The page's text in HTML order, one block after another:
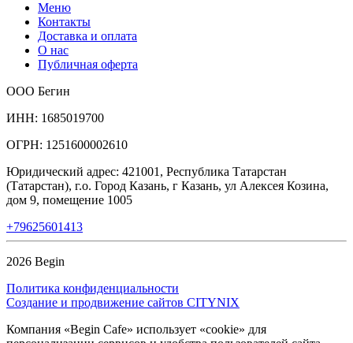
Меню
Контакты
Доставка и оплата
О нас
Публичная оферта
ООО Бегин
ИНН: 1685019700
ОГРН: 1251600002610
Юридический адрес: 421001, Республика Татарстан
(Татарстан), г.о. Город Казань, г Казань, ул Алексея Козина,
дом 9, помещение 1005
+79625601413
2026 Begin
Политика конфиденциальности
Создание и продвижение сайтов CITYNIX
Компания «Begin Cafe» использует «cookie» для